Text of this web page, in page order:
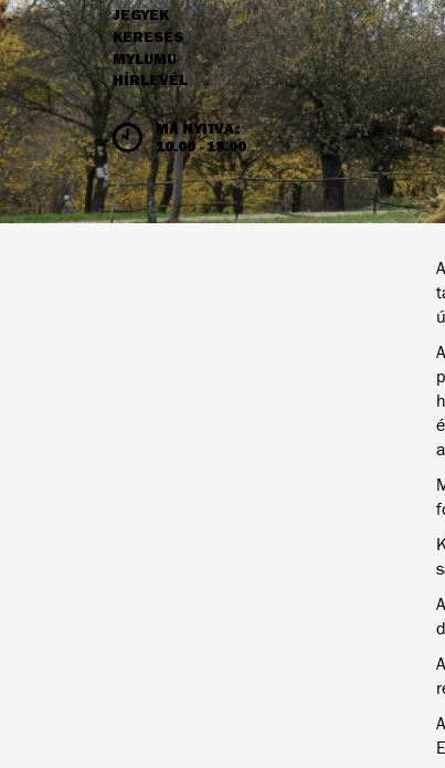
NAVIGÁCIÓ
JEGYEK
KERESÉS
MYLUMU
HÍRLEVÉL
MA NYITVA:
10.00 - 18.00
NYITVATARTÁS ÉS JEGYÁRAK